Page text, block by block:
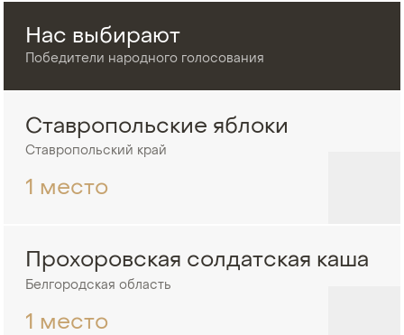
Нас выбирают
Победители народного голосования
Ставропольские яблоки
Ставропольский край
1 место
Прохоровская солдатская каша
Белгородская область
1 место